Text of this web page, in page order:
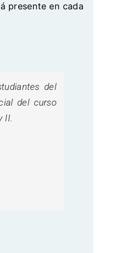
presente en cada
del
del curso
II.